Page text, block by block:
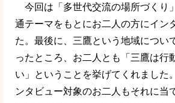
今回は「多世代交流の場所づくり
通テーマをもとにお二人の方にイン
た。最後に、三鷹という地域につい
ったところ、お二人とも「三鷹は行
い」ということを挙げてくれました
ンタビュー対象のお二人もそれに当